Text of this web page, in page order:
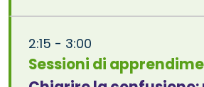
2:15 - 3:00
Sessioni di